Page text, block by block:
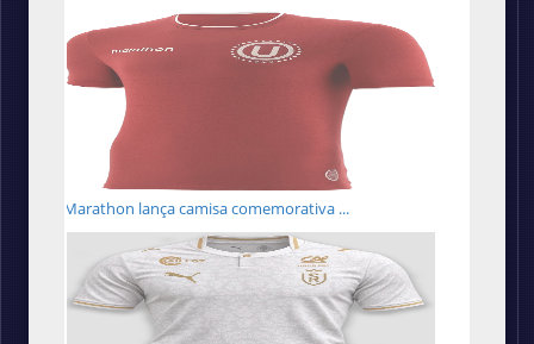
Marathon lança camisa comemorativa ...